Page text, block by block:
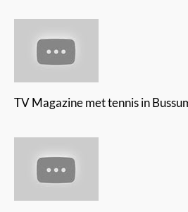
TV Magazine met tennis in